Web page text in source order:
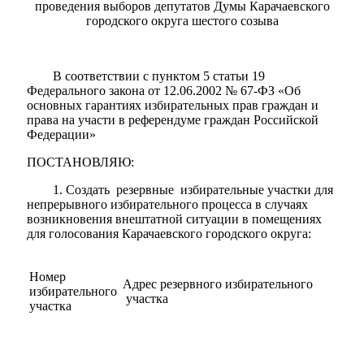
проведения выборов депутатов Думы Карачаевского
городского округа шестого созыва
В соответствии с пунктом 5 статьи 19
Федерального закона от 12.06.2002 № 67-ФЗ «Об
основных гарантиях избирательных прав граждан и
права на участи в референдуме граждан Российской
Федерации»
ПОСТАНОВЛЯЮ:
1. Создать резервные избирательные участки для
непрерывного избирательного процесса в случаях
возникновения внештатной ситуации в помещениях
для голосования Карачаевского городского округа:
Номер
избирательного
участка
Адрес резервного избирательного
участка
Мэр